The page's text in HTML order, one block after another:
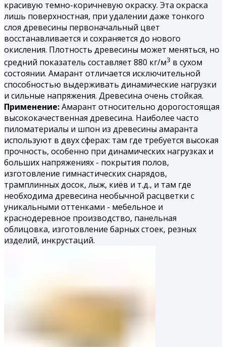
красивую темно-коричневую окраску. Эта окраска
лишь поверхностная, при удалении даже тонкого
слоя древесины первоначальный цвет
восстанавливается и сохраняется до нового
окисления. Плотность древесины может меняться, но
средний показатель составляет 880 кг/м3 в сухом
состоянии. Амарант отличается исключительной
способностью выдерживать динамические нагрузки
и сильные напряжения. Древесина очень стойкая.
Применение:Амарант относительно дорогостоящая
высококачественная древесина. Наиболее часто
пиломатериалы и шпон из древесины амаранта
используют в двух сферах: там где требуется высокая
прочность, особенно при динамических нагрузках и
больших напряжениях - покрытия полов,
изготовление гимнастических снарядов,
трамплинных досок, лыж, киёв и т.д., и там где
необходима древесина необычной расцветки с
уникальными оттенками - мебельное и
краснодеревное производство, панельная
облицовка, изготовление барных стоек, резных
изделий, инкрустаций.